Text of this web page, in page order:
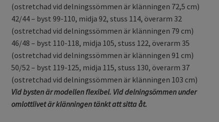
(ostretchad vid delningssömmen är klänningen 72,5 cm)
42/44 – byst 99-110, midja 92, stuss 114, överarm 32
(ostretchad vid delningssömmen är klänningen 79 cm)
46/48 – byst 110-118, midja 105, stuss 122, överarm 35
(ostretchad vid delningssömmen är klänningen 91 cm)
50/52 – byst 119-125, midja 115, stuss 130, överarm 37
(ostretchad vid delningssömmen är klänningen 103 cm)
Vid bysten är modellen flexibel. Vid delningsömmen under
omlottlivet är klänningen tänkt att sitta åt.